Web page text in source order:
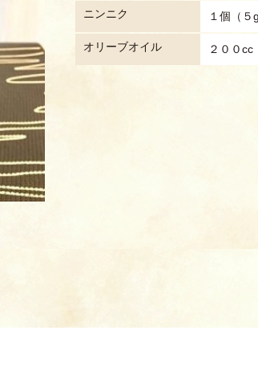
ニンニク １個（５g
オリーブオイル ２００cc